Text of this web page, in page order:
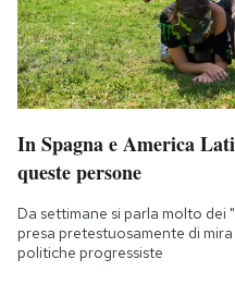
In Spagna e America
queste persone
Da settimane si parla molto
presa pretestuosamente di
politiche progressiste